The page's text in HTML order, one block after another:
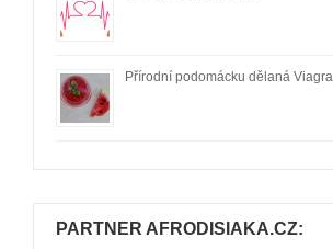
Přírodní podomácku dělaná Viagra
PARTNER AFRODISIAKA.CZ: